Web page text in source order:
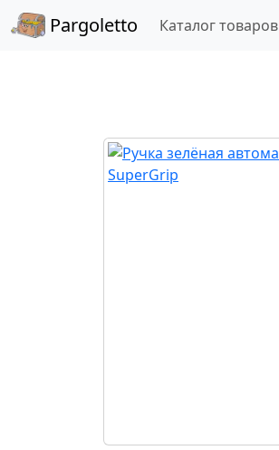
Pargoletto Каталог товаров